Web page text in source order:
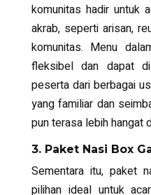
komunitas hadir untuk
akrab, seperti arisan,
komunitas. Menu
fleksibel dan dapat
peserta dari berbagai
yang familiar dan
pun terasa lebih hangat
3. Paket Nasi Box
Sementara itu, paket
pilihan ideal untuk